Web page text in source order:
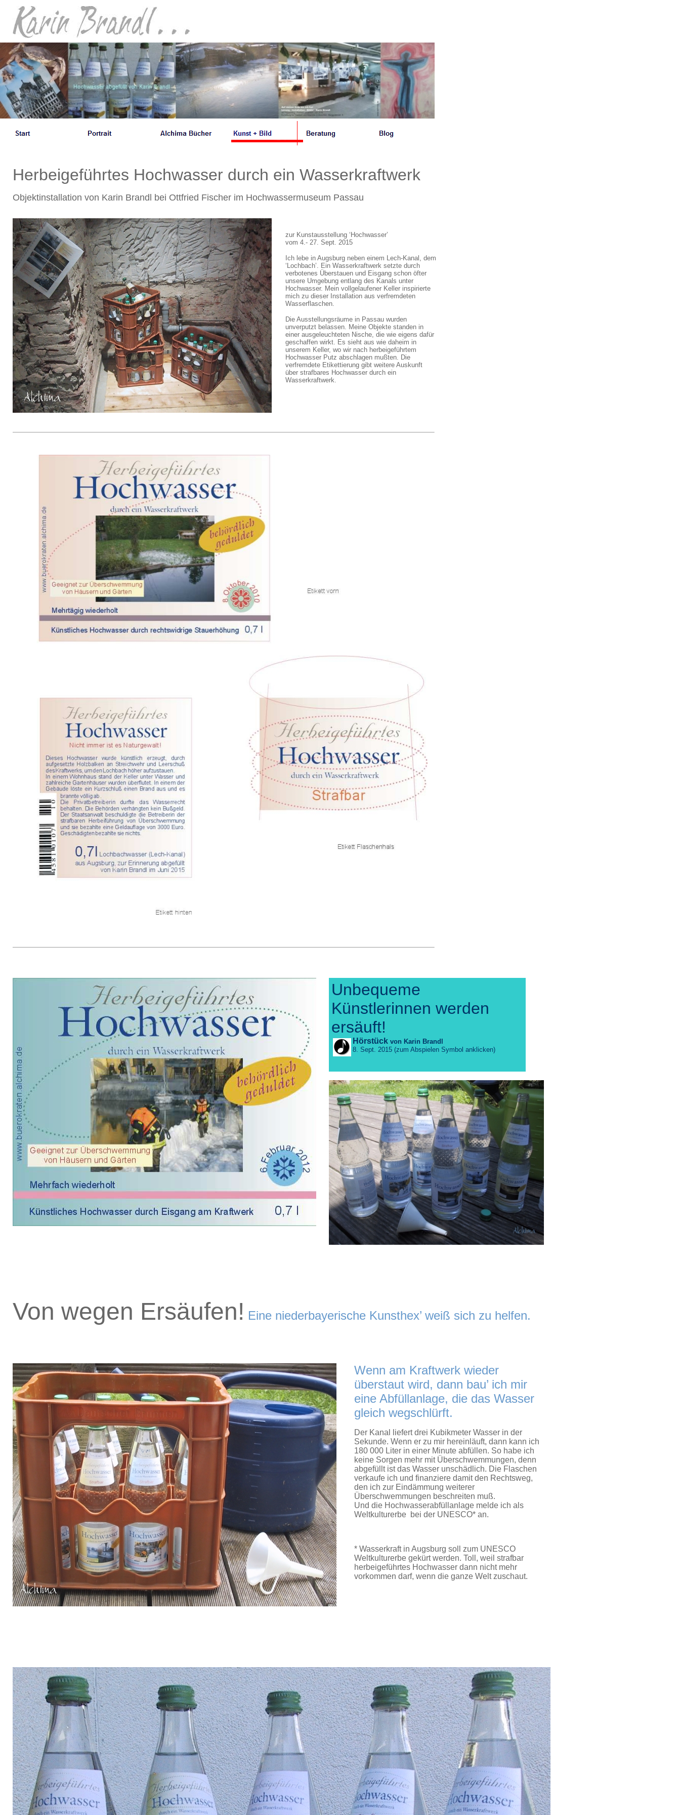
Herbeigeführtes Hochwasser durch ein Wasserkraftwerk
Objektinstallation von Karin Brandl bei Ottfried Fischer im Hochwassermuseum Passau
zur Kunstausstellung ‘Hochwasser’
vom 4.- 27. Sept. 2015
Ich lebe in Augsburg neben einem Lech-Kanal, dem
‘Lochbach’. Ein Wasserkraftwerk setzte durch
verbotenes Überstauen und Eisgang schon öfter
unsere Umgebung entlang des Kanals unter
Hochwasser. Mein vollgelaufener Keller inspirierte
mich zu dieser Installation aus verfremdeten
Wasserflaschen.
Die Ausstellungsräume in Passau wurden
unverputzt belassen. Meine Objekte standen in
einer ausgeleuchteten Nische, die wie eigens dafür
geschaffen wirkt. Es sieht aus wie daheim in
unserem Keller, wo wir nach herbeigeführtem
Hochwasser Putz abschlagen mußten. Die
verfremdete Etikettierung gibt weitere Auskunft
über strafbares Hochwasser durch ein
Wasserkraftwerk.
Unbequeme
Künstlerinnen werden
ersäuft!
Hörstück von Karin Brandl
8. Sept. 2015 (zum Abspielen Symbol anklicken)
Von wegen Ersäufen! Eine niederbayerische Kunsthex’ weiß sich zu helfen.
Wenn am Kraftwerk wieder
überstaut wird, dann bau’ ich mir
eine Abfüllanlage, die das Wasser
gleich wegschlürft.
Der Kanal liefert drei Kubikmeter Wasser in der
Sekunde. Wenn er zu mir hereinläuft, dann kann ich
180 000 Liter in einer Minute abfüllen. So habe ich
keine Sorgen mehr mit Überschwemmungen, denn
abgefüllt ist das Wasser unschädlich. Die Flaschen
verkaufe ich und finanziere damit den Rechtsweg,
den ich zur Eindämmung weiterer
Überschwemmungen beschreiten muß.
Und die Hochwasserabfüllanlage melde ich als
Weltkulturerbe bei der UNESCO* an.
* Wasserkraft in Augsburg soll zum UNESCO
Weltkulturerbe gekürt werden. Toll, weil strafbar
herbeigeführtes Hochwasser dann nicht mehr
vorkommen darf, wenn die ganze Welt zuschaut.